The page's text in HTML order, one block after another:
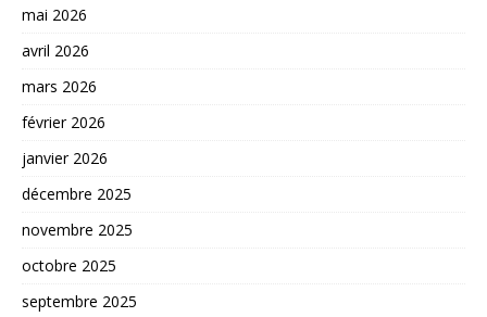
mai 2026
avril 2026
mars 2026
février 2026
janvier 2026
décembre 2025
novembre 2025
octobre 2025
septembre 2025